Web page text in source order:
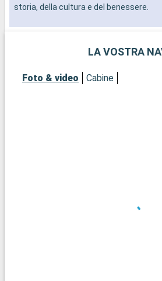
storia, della cultura e del benessere.
LA VOSTRA
Foto & video Cabine